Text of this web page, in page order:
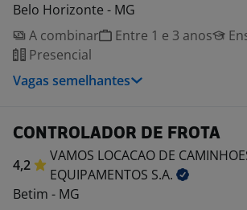
Belo Horizonte - MG
A combinar
Entre 1 e 3 anos
Presencial
Vagas semelhantes
CONTROLADOR DE FROTA
4,2
VAMOS LOCACAO DE
EQUIPAMENTOS S.A.
Betim - MG